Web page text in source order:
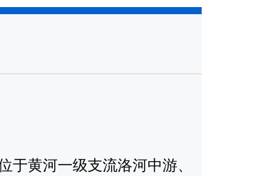
黄河一级支流洛河中游、